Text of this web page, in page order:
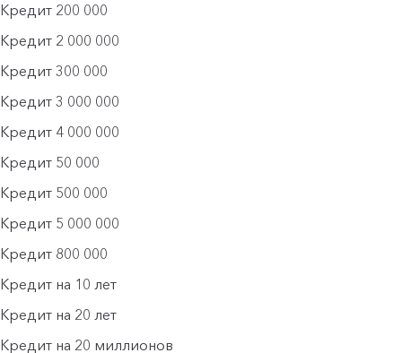
Кредит 200 000
Кредит 2 000 000
Кредит 300 000
Кредит 3 000 000
Кредит 4 000 000
Кредит 50 000
Кредит 500 000
Кредит 5 000 000
Кредит 800 000
Кредит на 10 лет
Кредит на 20 лет
Кредит на 20 миллионов